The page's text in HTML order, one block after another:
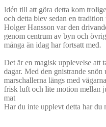
Idén till att göra detta kom
och detta blev sedan en
Holger Hansson var den
genom centrum av byn och
många än idag har fortsatt med.
Det är en magisk upplevelse att
dagar. Med den gnistrande
marschallerna längs med
frisk luft och lite motion mellan
mat
Har du inte upplevt detta har du